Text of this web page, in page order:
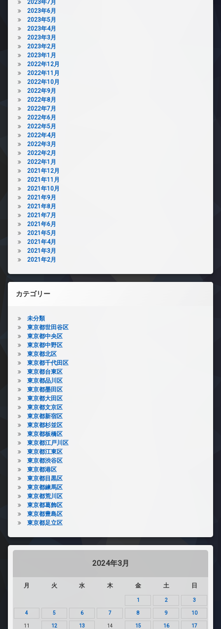
器
可
駐
車
場
駐
輪
場
2023年7月
2023年6月
2023年5月
2023年4月
2023年3月
2023年2月
2023年1月
2022年12月
2022年11月
2022年10月
2022年9月
2022年8月
2022年7月
2022年6月
2022年5月
2022年4月
2022年3月
2022年2月
2022年1月
2021年12月
2021年11月
2021年10月
2021年9月
2021年8月
2021年7月
2021年6月
2021年5月
2021年4月
2021年3月
2021年2月
カテゴリー
未分類
東京都世田谷区
東京都中央区
東京都中野区
東京都北区
東京都千代田区
東京都台東区
東京都品川区
東京都墨田区
東京都大田区
東京都文京区
東京都新宿区
東京都杉並区
東京都板橋区
東京都江戸川区
東京都江東区
東京都渋谷区
東京都港区
東京都目黒区
東京都練馬区
東京都荒川区
東京都葛飾区
東京都豊島区
東京都足立区
2024年3月
月 火 水 木 金 土 日
1 2 3
4 5 6 7 8 9 10
11 12 13 14 15 16 17